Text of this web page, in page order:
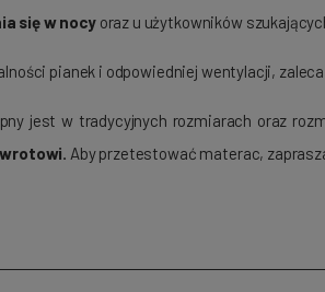
się w nocyoraz u użytkowników
pianek i odpowiedniej wentylacji,
jest w tradycyjnych rozmiarach oraz
Aby przetestować materac,